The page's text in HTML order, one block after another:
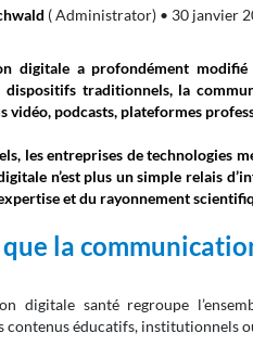
( Administrator) • 30 janvier
digitale a profondément
dispositifs traditionnels, la
vidéo, podcasts, plateformes
les entreprises de technologies
n’est plus un simple relais
et du rayonnement
que la
digitale santé regroupe
contenus éducatifs, institutionnels